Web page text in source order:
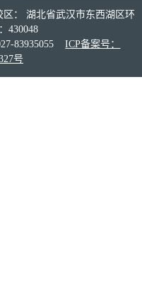
： 湖北省武汉市东西湖区环
430048
83935055ICP备案号：
号